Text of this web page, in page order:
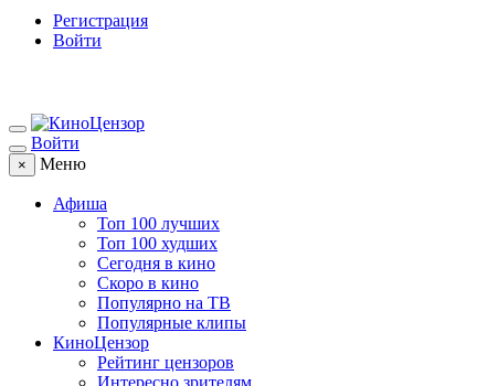
Регистрация
Войти
Войти
× Меню
Афиша
Топ 100 лучших
Топ 100 худших
Сегодня в кино
Скоро в кино
Популярно на ТВ
Популярные клипы
КиноЦензор
Рейтинг цензоров
Интересно зрителям